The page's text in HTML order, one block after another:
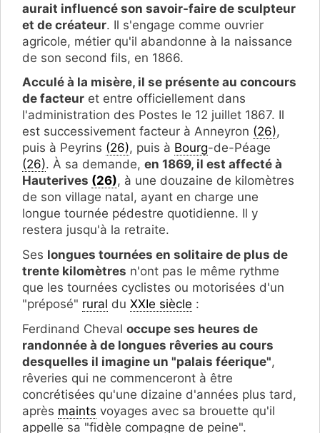
aurait influencé son savoir-faire de sculpteur
et de créateur. Il s'engage comme ouvrier
agricole, métier qu'il abandonne à la naissance
de son second fils, en 1866.
Acculé à la misère, il se présente au concours
de facteur et entre officiellement dans
l'administration des Postes le 12 juillet 1867. Il
est successivement facteur à Anneyron (26),
puis à Peyrins (26), puis à Bourg-de-Péage
(26). À sa demande, en 1869, il est affecté à
Hauterives (26), à une douzaine de kilomètres
de son village natal, ayant en charge une
longue tournée pédestre quotidienne. Il y
restera jusqu'à la retraite.
Ses longues tournées en solitaire de plus de
trente kilomètres n'ont pas le même rythme
que les tournées cyclistes ou motorisées d'un
"préposé" rural du XXIe siècle :
Ferdinand Cheval occupe ses heures de
randonnée à de longues rêveries au cours
desquelles il imagine un "palais féerique",
rêveries qui ne commenceront à être
concrétisées qu'une dizaine d'années plus tard,
après maints voyages avec sa brouette qu'il
appelle sa "fidèle compagne de peine".